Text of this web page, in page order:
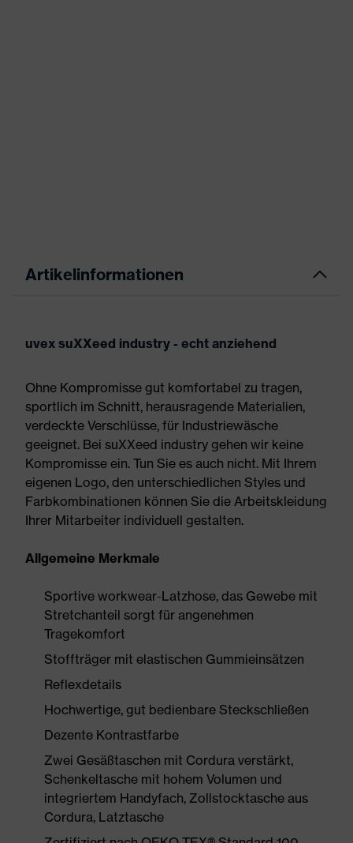
Artikelinformationen
uvex suXXeed industry - echt anziehend
Ohne Kompromisse gut komfortabel zu tragen,
sportlich im Schnitt, herausragende Materialien,
verdeckte Verschlüsse, für Industriewäsche
geeignet. Bei suXXeed industry gehen wir keine
Kompromisse ein. Tun Sie es auch nicht. Mit Ihrem
eigenen Logo, den unterschiedlichen Styles und
Farbkombinationen können Sie die Arbeitskleidung
Ihrer Mitarbeiter individuell gestalten.
Allgemeine Merkmale
Sportive workwear-Latzhose, das Gewebe mit
Stretchanteil sorgt für angenehmen
Tragekomfort
Stoffträger mit elastischen Gummieinsätzen
Reflexdetails
Hochwertige, gut bedienbare Steckschließen
Dezente Kontrastfarbe
Zwei Gesäßtaschen mit Cordura verstärkt,
Schenkeltasche mit hohem Volumen und
integriertem Handyfach, Zollstocktasche aus
Cordura, Latztasche